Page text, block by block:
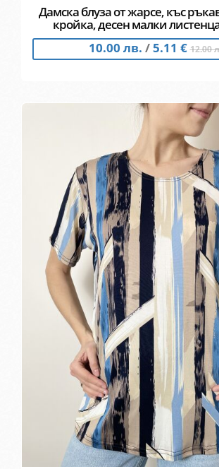
Дамска блуза от жарсе, къс
кройка, десен малки
10.00 лв. /5.11 €12.00